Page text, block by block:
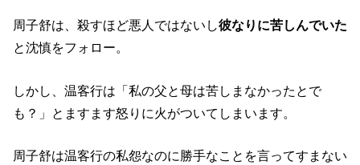
周子舒は、殺すほど悪人ではないし彼なりに苦しんでいた
と沈慎をフォロー。
しかし、温客行は「私の父と母は苦しまなかったとで
も？」とますます怒りに火がついてしまいます。
周子舒は温客行の私怨なのに勝手なことを言ってすまない